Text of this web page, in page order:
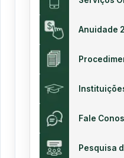
Anuidade
Fale
Pesquisa